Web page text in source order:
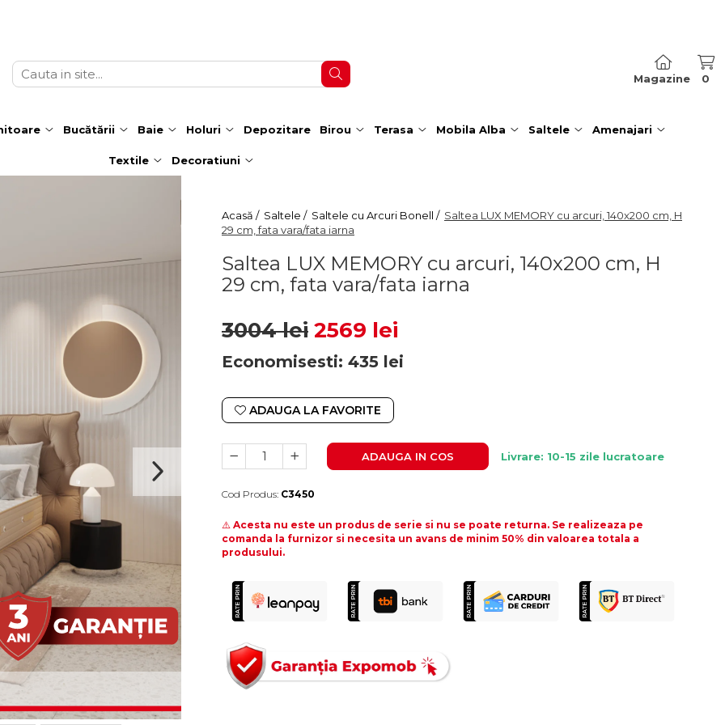
Magazine 0
Bucătării Baie Holuri Depozitare Birou Terasa Mobila Alba Saltele Amenajari
Textile Decoratiuni
Acasă / Saltele / Saltele cu Arcuri Bonell / Saltea LUX MEMORY cu arcuri, 140x200 cm, H
29 cm, fata vara/fata iarna
Saltea LUX MEMORY cu arcuri, 140x200 cm, H
29 cm, fata vara/fata iarna
3004 lei 2569 lei
Economisesti: 435 lei
ADAUGA LA FAVORITE
ADAUGA IN COS Livrare: 10-15 zile lucratoare
Cod Produs: C3450
⚠️ Acesta nu este un produs de serie si nu se poate returna. Se realizeaza pe
comanda la furnizor si necesita un avans de minim 50% din valoarea totala a
produsului.